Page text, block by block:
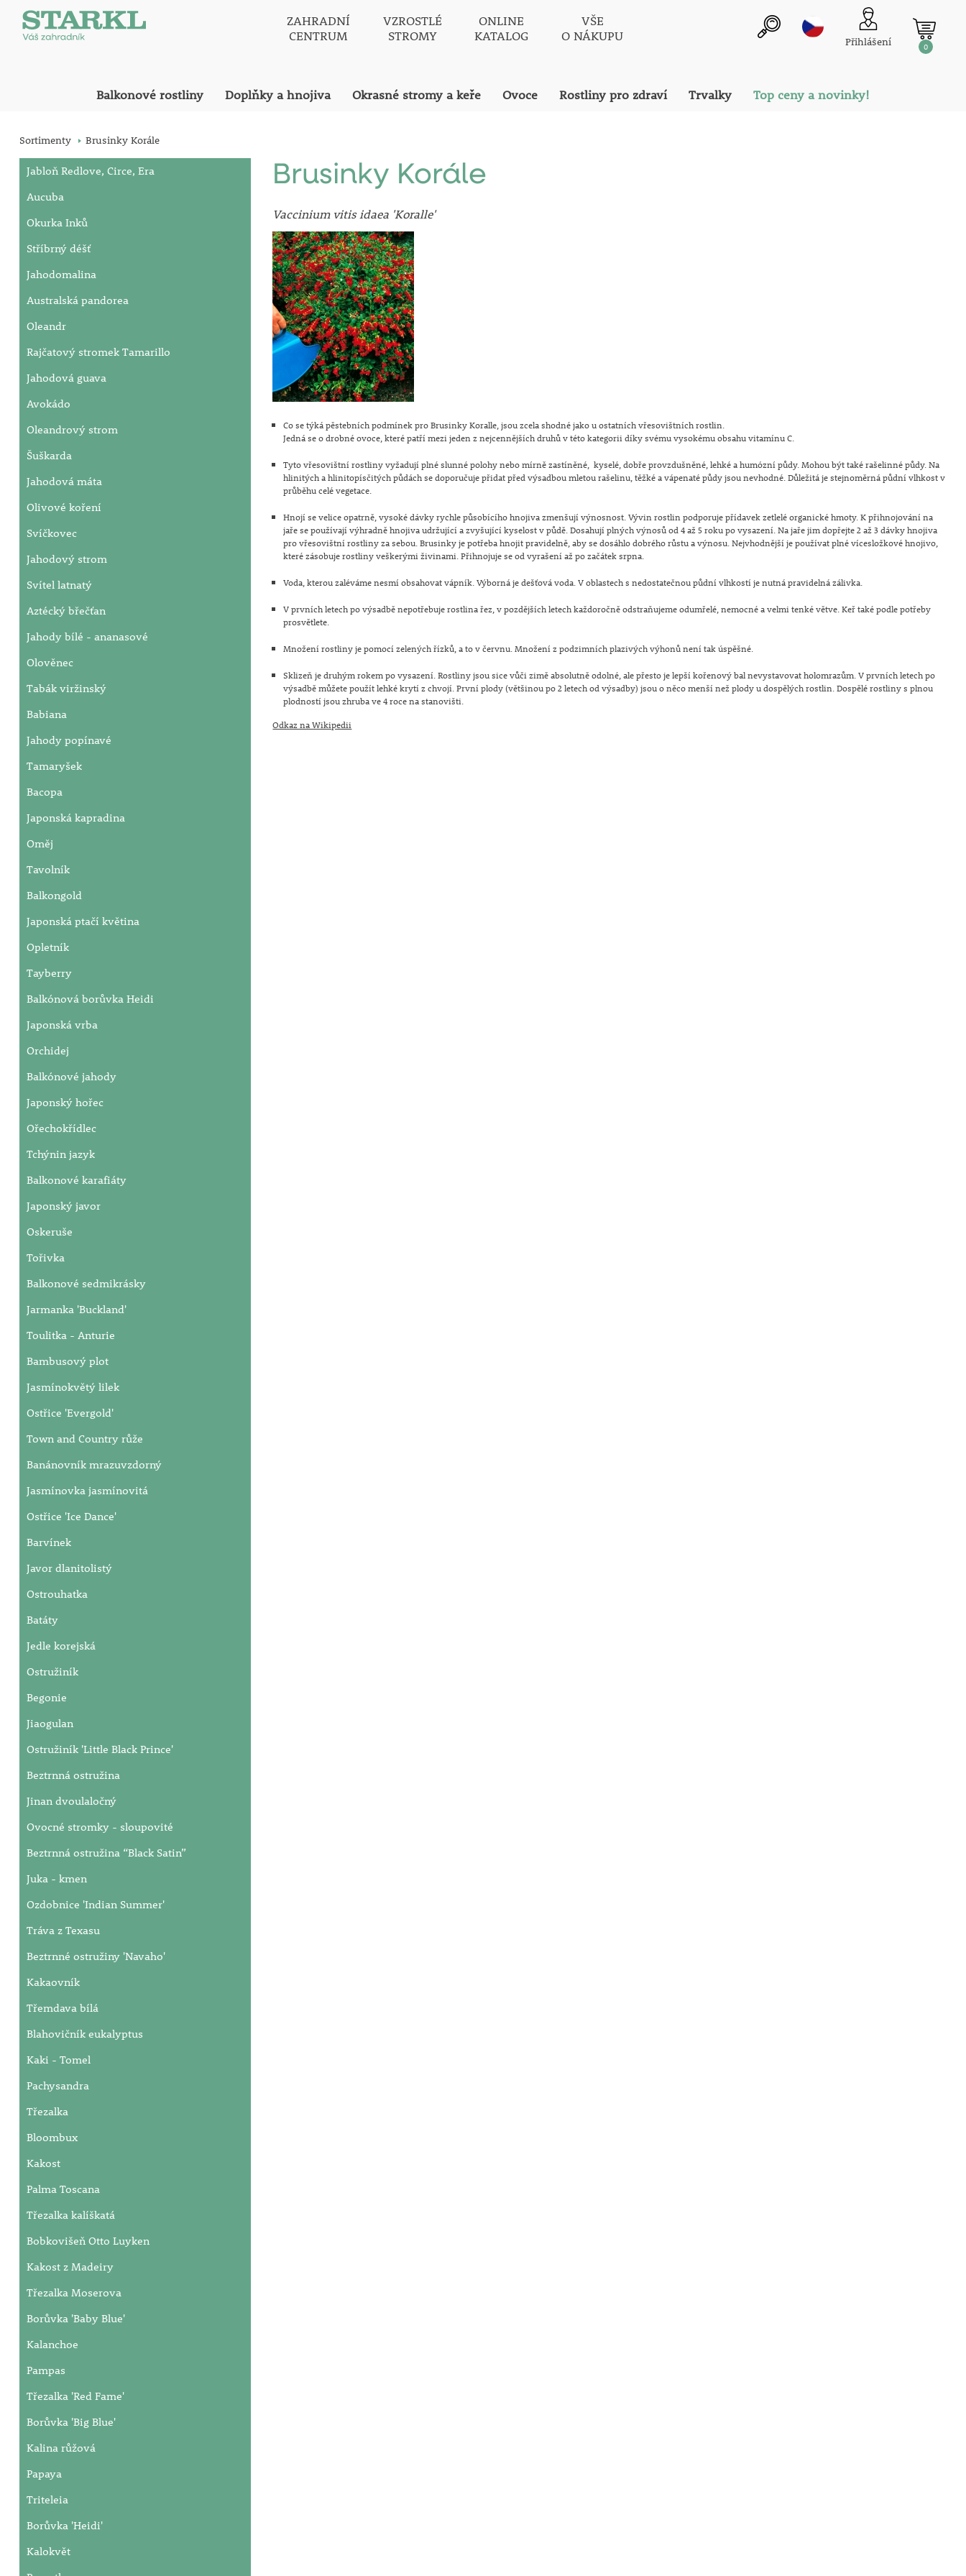
ZAHRADNÍ
CENTRUM
VZROSTLÉ
STROMY
ONLINE
KATALOG
VŠE
O NÁKUPU
Přihlášení 0
Balkonové rostliny Doplňky a hnojiva Okrasné stromy a keře Ovoce Rostliny pro zdraví Trvalky Top ceny a novinky!
Sortimenty Brusinky Korále
Jabloň Redlove, Circe, Era
Aucuba
Okurka Inků
Stříbrný déšť
Jahodomalina
Australská pandorea
Oleandr
Rajčatový stromek Tamarillo
Jahodová guava
Avokádo
Oleandrový strom
Šuškarda
Jahodová máta
Olivové koření
Svíčkovec
Jahodový strom
Svítel latnatý
Aztécký břečťan
Jahody bílé - ananasové
Olověnec
Tabák viržinský
Babiana
Jahody popínavé
Tamaryšek
Bacopa
Japonská kapradina
Oměj
Tavolník
Balkongold
Japonská ptačí květina
Opletník
Tayberry
Balkónová borůvka Heidi
Japonská vrba
Orchidej
Balkónové jahody
Japonský hořec
Ořechokřídlec
Tchýnin jazyk
Balkonové karafiáty
Japonský javor
Oskeruše
Tořivka
Balkonové sedmikrásky
Jarmanka 'Buckland'
Toulitka - Anturie
Bambusový plot
Jasmínokvětý lilek
Ostřice 'Evergold'
Town and Country růže
Banánovník mrazuvzdorný
Jasmínovka jasmínovitá
Ostřice 'Ice Dance'
Barvínek
Javor dlanitolistý
Ostrouhatka
Batáty
Jedle korejská
Ostružiník
Begonie
Jiaogulan
Ostružiník 'Little Black Prince'
Beztrnná ostružina
Jinan dvoulaločný
Ovocné stromky - sloupovité
Beztrnná ostružina “Black Satin”
Juka - kmen
Ozdobnice 'Indian Summer'
Tráva z Texasu
Beztrnné ostružiny 'Navaho'
Kakaovník
Třemdava bílá
Blahovičník eukalyptus
Kaki - Tomel
Pachysandra
Třezalka
Bloombux
Kakost
Palma Toscana
Třezalka kalíškatá
Bobkovišeň Otto Luyken
Kakost z Madeiry
Třezalka Moserova
Borůvka 'Baby Blue'
Kalanchoe
Pampas
Třezalka 'Red Fame'
Borůvka 'Big Blue'
Kalina růžová
Papaya
Triteleia
Borůvka 'Heidi'
Kalokvět
Brusinky Korále
Vaccinium vitis idaea 'Koralle'
Co se týká pěstebních podmínek pro Brusinky Koralle, jsou zcela shodné jako u ostatních vřesovištních rostlin.
Jedná se o drobné ovoce, které patří mezi jeden z nejcennějších druhů v této kategorii díky svému vysokému obsahu vitamínu C.
Tyto vřesovištní rostliny vyžadují plné slunné polohy nebo mírně zastíněné, kyselé, dobře provzdušněné, lehké a humózní půdy. Mohou být také rašelinné půdy. Na
hlinitých a hlinitopísčitých půdách se doporučuje přidat před výsadbou mletou rašelinu, těžké a vápenaté půdy jsou nevhodné. Důležitá je stejnoměrná půdní vlhkost v
průběhu celé vegetace.
Hnojí se velice opatrně, vysoké dávky rychle působícího hnojiva zmenšují výnosnost. Vývin rostlin podporuje přídavek zetlelé organické hmoty. K přihnojování na
jaře se používají výhradně hnojiva udržující a zvyšující kyselost v půdě. Dosahují plných výnosů od 4 až 5 roku po vysazení. Na jaře jim dopřejte 2 až 3 dávky hnojiva
pro vřesovištní rostliny za sebou. Brusinky je potřeba hnojit pravidelně, aby se dosáhlo dobrého růstu a výnosu. Nejvhodnější je používat plné vícesložkové hnojivo,
které zásobuje rostliny veškerými živinami. Přihnojuje se od vyrašení až po začátek srpna.
Voda, kterou zaléváme nesmí obsahovat vápník. Výborná je dešťová voda. V oblastech s nedostatečnou půdní vlhkostí je nutná pravidelná zálivka.
V prvních letech po výsadbě nepotřebuje rostlina řez, v pozdějších letech každoročně odstraňujeme odumřelé, nemocné a velmi tenké větve. Keř také podle potřeby
prosvětlete.
Množení rostliny je pomocí zelených řízků, a to v červnu. Množení z podzimních plazivých výhonů není tak úspěšné.
Sklizeň je druhým rokem po vysazení. Rostliny jsou sice vůči zimě absolutně odolné, ale přesto je lepší kořenový bal nevystavovat holomrazům. V prvních letech po
výsadbě můžete použít lehké krytí z chvojí. První plody (většinou po 2 letech od výsadby) jsou o něco menší než plody u dospělých rostlin. Dospělé rostliny s plnou
plodností jsou zhruba ve 4 roce na stanovišti.
Odkaz na Wikipedii